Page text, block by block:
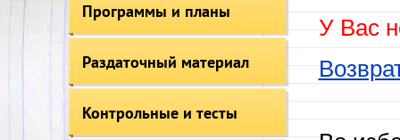
Программы и планы
Раздаточный материал
Контрольные и тесты
У Вас